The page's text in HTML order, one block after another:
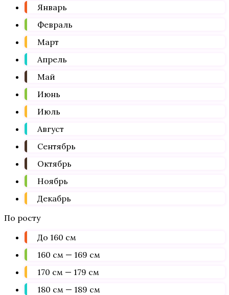
Январь
Февраль
Март
Апрель
Май
Июнь
Июль
Август
Сентябрь
Октябрь
Ноябрь
Декабрь
По росту
До 160 см
160 см — 169 см
170 см — 179 см
180 см — 189 см